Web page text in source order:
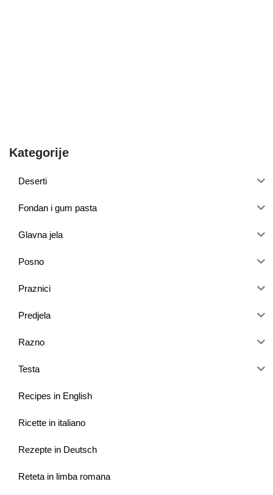
Kategorije
Deserti
Fondan i gum pasta
Glavna jela
Posno
Praznici
Predjela
Razno
Testa
Recipes in English
Ricette in italiano
Rezepte in Deutsch
Reteta in limba romana